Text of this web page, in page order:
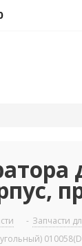
- Запчасти